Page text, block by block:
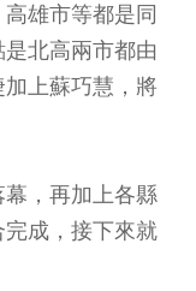
雄市等都是同
北高兩市都由
上蘇巧慧，將
，再加上各縣
成，接下來就